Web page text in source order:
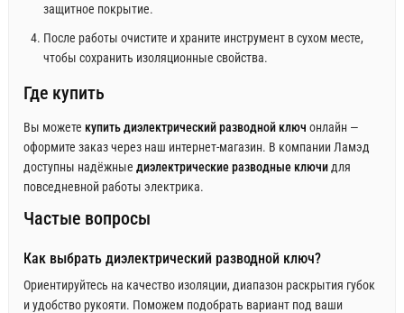
защитное покрытие.
После работы очистите и храните инструмент в сухом месте,
чтобы сохранить изоляционные свойства.
Где купить
Вы можете купить диэлектрический разводной ключ онлайн —
оформите заказ через наш интернет‑магазин. В компании Ламэд
доступны надёжные диэлектрические разводные ключидля
повседневной работы электрика.
Частые вопросы
Как выбрать диэлектрический разводной ключ?
Ориентируйтесь на качество изоляции, диапазон раскрытия губок
и удобство рукояти. Поможем подобрать вариант под ваши